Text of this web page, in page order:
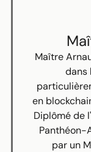
Maître
dans
en
Diplômé de
Panthéon-
par un